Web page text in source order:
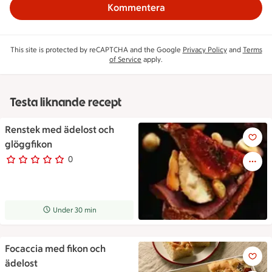
Kommentera
This site is protected by reCAPTCHA and the Google Privacy Policyand Terms
of Service apply.
Testa liknande recept
Renstek med ädelost och
glöggfikon
0
0 personer har röstat
Receptet tar Under 30 min att tillaga
Under 30 min
Renstek med ädelost och
Focaccia med fikon och
ädelost
Focaccia med fikon och